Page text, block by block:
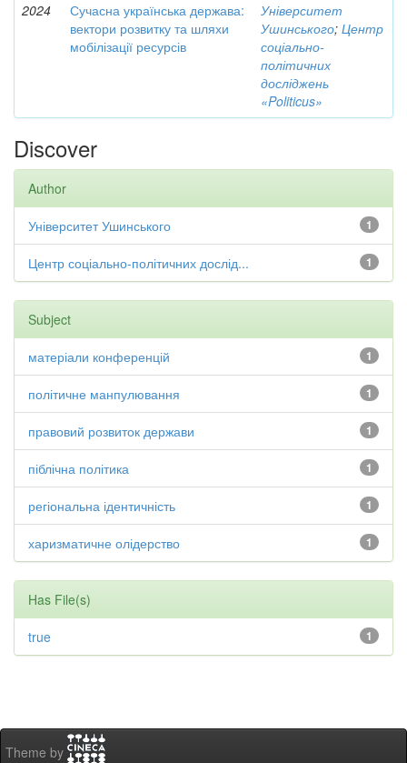
2024
Сучасна українська держава:
вектори розвитку та шляхи
мобілізації ресурсів
Університет
Ушинського; Центр
соціально-
політичних
досліджень
«Politicus»
Discover
Author
1
Університет Ушинського
1
Центр соціально-політичних дослід...
Subject
1
матеріали конференцій
1
політичне манпулювання
1
правовий розвиток держави
1
піблічна політика
1
регіональна ідентичність
1
харизматичне олідерство
Has File(s)
1
true
Theme by